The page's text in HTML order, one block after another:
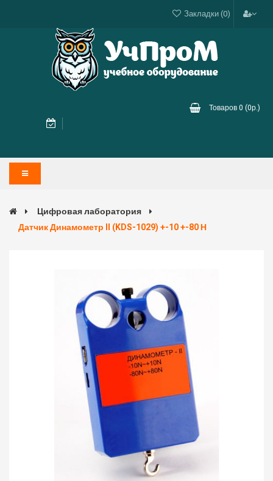
Закладки (0)
Товаров 0 (0р.)
Цифровая лаборатория
Датчик Динамометр II (KDS-1029) +-10 +-80 Н